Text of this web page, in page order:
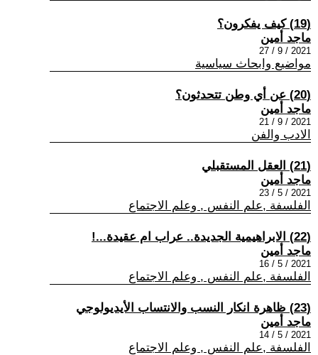
(19) كيف يفكرون؟
ماجد أمين
2021 / 9 / 27
مواضيع وابحاث سياسية
(20) عن أي وطن تتحدثون؟
ماجد أمين
2021 / 9 / 21
الادب والفن
(21) العقل المستقبلي
ماجد أمين
2021 / 5 / 23
الفلسفة ,علم النفس , وعلم الاجتماع
(22) الابراهيمية الجديدة.. عراب ام عقيدة...!
ماجد أمين
2021 / 5 / 16
الفلسفة ,علم النفس , وعلم الاجتماع
(23) ظاهرة انكار النسب والانتساب الأيديولوجي
ماجد أمين
2021 / 5 / 14
الفلسفة ,علم النفس , وعلم الاجتماع